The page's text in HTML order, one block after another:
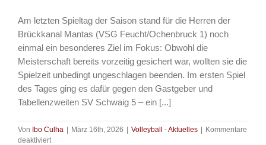
Am letzten Spieltag der Saison stand für die Herren der
Brückkanal Mantas (VSG Feucht/Ochenbruck 1) noch
einmal ein besonderes Ziel im Fokus: Obwohl die
Meisterschaft bereits vorzeitig gesichert war, wollten sie die
Spielzeit unbedingt ungeschlagen beenden. Im ersten Spiel
des Tages ging es dafür gegen den Gastgeber und
Tabellenzweiten SV Schwaig 5 – ein [...]
Von Ibo Culha März 16th, 2026 Volleyball - Aktuelles
Kommentare
deaktiviertfür